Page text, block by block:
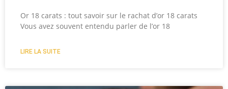
Or 18 carats : tout savoir sur le rachat d’or 18 carats
Vous avez souvent entendu parler de l’or 18
LIRE LA SUITE